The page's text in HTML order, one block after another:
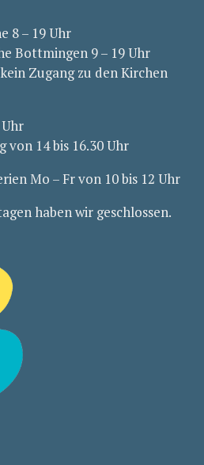
8 – 19 Uhr
Bottmingen 9 – 19 Uhr
Zugang zu den Kirchen
14 bis 16.30 Uhr
Mo – Fr von 10 bis 12 Uhr
haben wir geschlossen.